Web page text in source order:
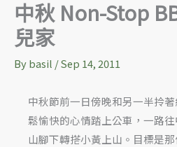
中秋 Non-Stop
兒家
Bybasil /Sep 14, 2011
中秋節前一日傍晚和另一半拎
鬆愉快的心情踏上公車，一路
山腳下轉搭小黃上山。目標是